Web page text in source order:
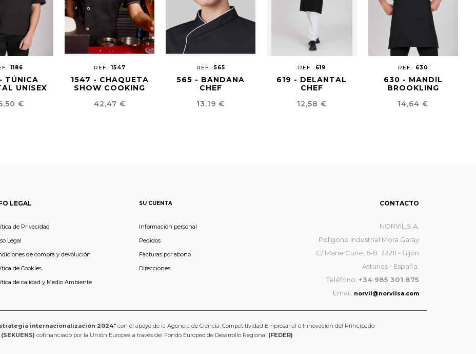
1186
TÚNICA
UNISEX
€
REF.:1547
1547 - CHAQUETA
SHOW COOKING
Precio
42,47 €
REF.: 565
565 - BANDANA
CHEF
Precio
13,19 €
REF.: 619
619 - DELANTAL
CHEF
Precio
12,58 €
REF.: 630
630 - MANDIL
BROOKLING
Precio
14,64 €
LEGAL
de Privacidad
Legal
de compra y devolución
de Cookies
de calidad y Medio Ambiente
SU CUENTA
Información personal
Pedidos
Facturas por abono
Direcciones
CONTACTO
NORVIL S.A.
Polígono Industrial Mora Garay
C/ Marie Curie, 6-8. 33211 - Gijón
Asturias - España.
Teléfono: +34 985 301 875
Email: norvil@norvilsa.com
internacionalización 2024"con el apoyo de la Agencia de Ciencia, Competitividad Empresarial e Innovación del Principado
(SEKUENS) cofinanciado por la Unión Europea a través del Fondo Europeo de Desarrollo Regional (FEDER)